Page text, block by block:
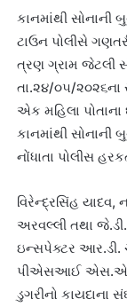
કાનમાંથી સોનાની
ટાઉન પોલીસે
ત્રણ ગ્રામ જેટલી
તા.૨૪/૦૫/૨૦૨૬ના
એક મહિલા
કાનમાંથી સોનાની
નોંધાતા પોલીસ
વિરેન્દ્રસિંહ
અરવલ્લી તથા જે.ડી.
ઇન્સપેક્ટર આર.ડી.
પીએસઆઈ એસ.એસ.
ડુગરીનો કાયદાના